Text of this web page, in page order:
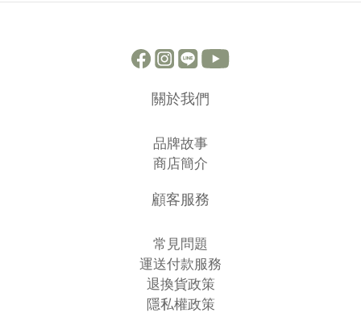
關於我們
品牌故事
商店簡介
顧客服務
常見問題
運送付款服務
退換貨政策
隱私權政策